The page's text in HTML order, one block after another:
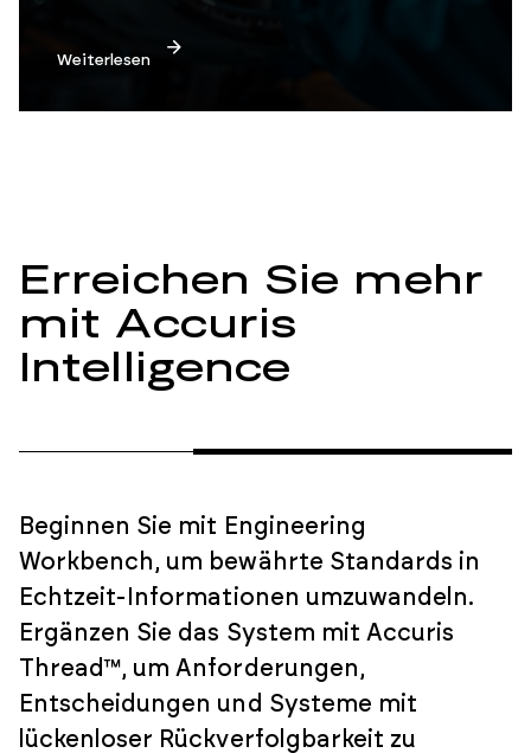
Weiterlesen
Erreichen Sie mehr
mit Accuris
Intelligence
Beginnen Sie mit Engineering
Workbench, um bewährte Standards in
Echtzeit-Informationen umzuwandeln.
Ergänzen Sie das System mit Accuris
Thread™, um Anforderungen,
Entscheidungen und Systeme mit
lückenloser Rückverfolgbarkeit zu